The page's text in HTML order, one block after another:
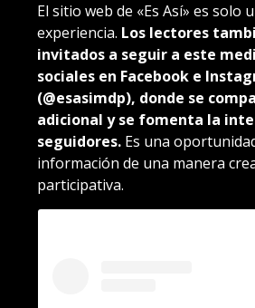
El sitio web de «Es Así» es solo
experiencia. Los lectores
invitados a seguir a este
sociales en Facebook e
(@esasimdp), donde se
adicional y se fomenta la
seguidores. Es una
información de una manera
participativa.